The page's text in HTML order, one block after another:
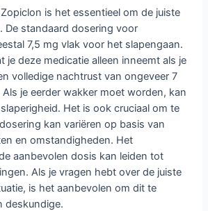
is het essentieel om de juiste
De standaard dosering voor
7,5 mg vlak voor het slapengaan.
je deze medicatie alleen inneemt als je
volledige nachtrust van ongeveer 7
je eerder wakker moet worden, kan
Het is ook cruciaal om te
kan variëren op basis van
en omstandigheden. Het
aanbevolen dosis kan leiden tot
Als je vragen hebt over de juiste
is het aanbevolen om dit te
deskundige.